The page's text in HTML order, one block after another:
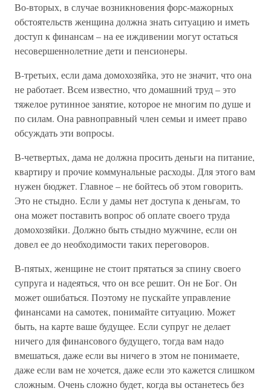
Во-вторых, в случае возникновения форс-мажорных
обстоятельств женщина должна знать ситуацию и иметь
доступ к финансам – на ее иждивении могут остаться
несовершеннолетние дети и пенсионеры.
В-третьих, если дама домохозяйка, это не значит, что она
не работает. Всем известно, что домашний труд – это
тяжелое рутинное занятие, которое не многим по душе и
по силам. Она равноправный член семьи и имеет право
обсуждать эти вопросы.
В-четвертых, дама не должна просить деньги на питание,
квартиру и прочие коммунальные расходы. Для этого вам
нужен бюджет. Главное – не бойтесь об этом говорить.
Это не стыдно. Если у дамы нет доступа к деньгам, то
она может поставить вопрос об оплате своего труда
домохозяйки. Должно быть стыдно мужчине, если он
довел ее до необходимости таких переговоров.
В-пятых, женщине не стоит прятаться за спину своего
супруга и надеяться, что он все решит. Он не Бог. Он
может ошибаться. Поэтому не пускайте управление
финансами на самотек, понимайте ситуацию. Может
быть, на карте ваше будущее. Если супруг не делает
ничего для финансового будущего, тогда вам надо
вмешаться, даже если вы ничего в этом не понимаете,
даже если вам не хочется, даже если это кажется слишком
сложным. Очень сложно будет, когда вы останетесь без